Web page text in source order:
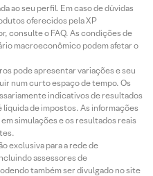
ao seu perfil. Em caso de dúvidas
oferecidos pela XP
consulte o FAQ. As condições de
macroeconômico podem afetar o
pode apresentar variações e seu
num curto espaço de tempo. Os
indicativos de resultados
de impostos. As informações
simulações e os resultados reais
exclusiva para a rede de
assessores de
também ser divulgado no site